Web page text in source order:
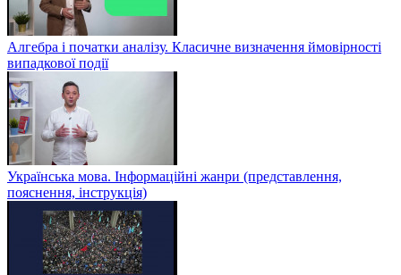
Алгебра і початки аналізу. Класичне визначення ймовірності
випадкової події
Українська мова. Інформаційні жанри (представлення,
пояснення, інструкція)